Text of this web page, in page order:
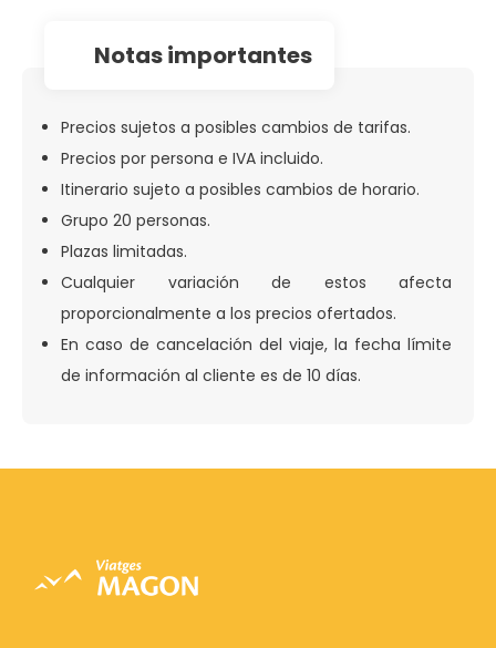
notas importantes
Precios sujetos a posibles cambios de tarifas.
Precios por persona e IVA incluido.
Itinerario sujeto a posibles cambios de horario.
Grupo 20 personas.
Plazas limitadas.
Cualquier variación de estos afecta
proporcionalmente a los precios ofertados.
En caso de cancelación del viaje, la fecha límite
de información al cliente es de 10 días.